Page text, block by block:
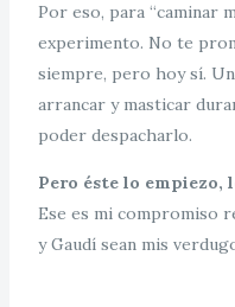
Por eso, para “caminar
experimento. No te
siempre, pero hoy sí.
arrancar y masticar
poder despacharlo.
Pero éste lo
Ese es mi compromiso
y Gaudí sean mis